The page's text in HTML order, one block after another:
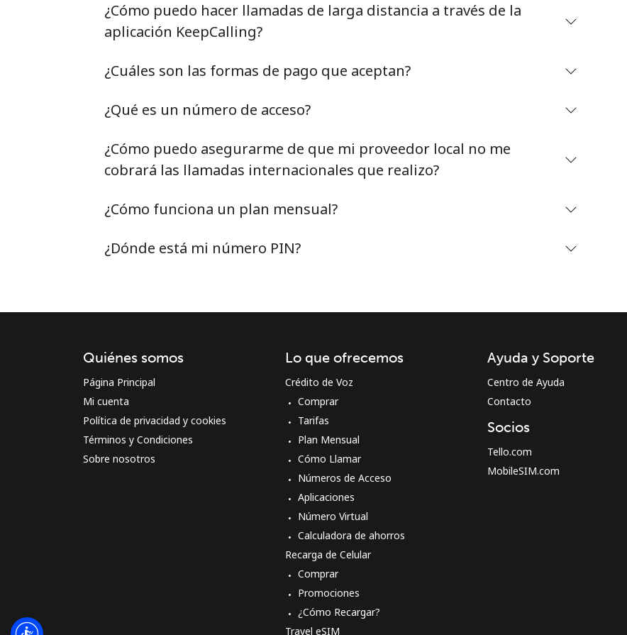
Al abrir una cuenta en este sitio web, estoy de
acuerdo con estos
REGÍSTRATE →
¿Cómo puedo hacer llamadas de larga distancia a través de la
aplicación KeepCalling?
¿Cuáles son las formas de pago que aceptan?
¿Qué es un número de acceso?
¿Cómo puedo asegurarme de que mi proveedor local no me
cobrará las llamadas internacionales que realizo?
¿Cómo funciona un plan mensual?
¿Dónde está mi número PIN?
Quiénes somos
Página Principal
Mi cuenta
Política de privacidad y cookies
Términos y Condiciones
Sobre nosotros
Lo que ofrecemos
Crédito de Voz
Comprar
Tarifas
Plan Mensual
Cómo Llamar
Números de Acceso
Aplicaciones
Número Virtual
Calculadora de ahorros
Recarga de Celular
Comprar
Promociones
¿Cómo Recargar?
Travel eSIM
Ayuda y Soporte
Centro de Ayuda
Contacto
Socios
Tello.com
MobileSIM.com